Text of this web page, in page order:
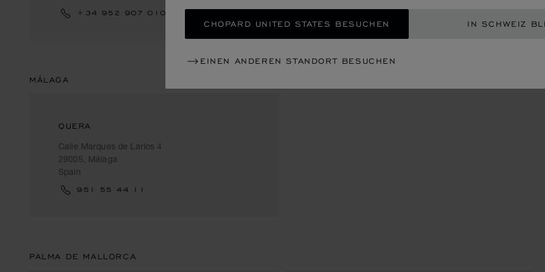
CHOPARD UNITED STATES BESUCHEN IN SCHWEIZ
EINEN ANDEREN STANDORT BESUCHEN
+34 952 907 010
MÁLAGA
QUERA
Calle Marques de Larios 4
29005, Málaga
Spain
951 55 44 11
PALMA DE MALLORCA